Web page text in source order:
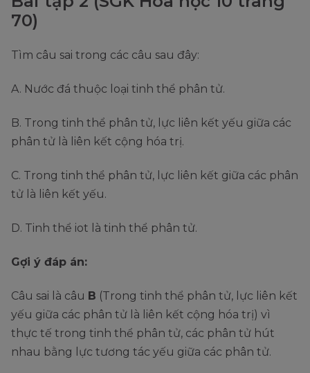
70)
Tìm câu sai trong các câu sau đây:
A. Nước đá thuộc loại tinh thể phân tử.
B. Trong tinh thể phân tử, lực liên kết yếu giữa các
phân tử là liên kết cộng hóa trị.
C. Trong tinh thể phân tử, lực liên kết giữa các phân
tử là liên kết yếu.
D. Tinh thể iot là tinh thể phân tử.
Gợi ý đáp án:
Câu sai là câu B (Trong tinh thể phân tử, lực liên kết
yếu giữa các phân tử là liên kết cộng hóa trị) vì
thực tế trong tinh thể phân tử, các phân tử hút
nhau bằng lực tương tác yếu giữa các phân tử.